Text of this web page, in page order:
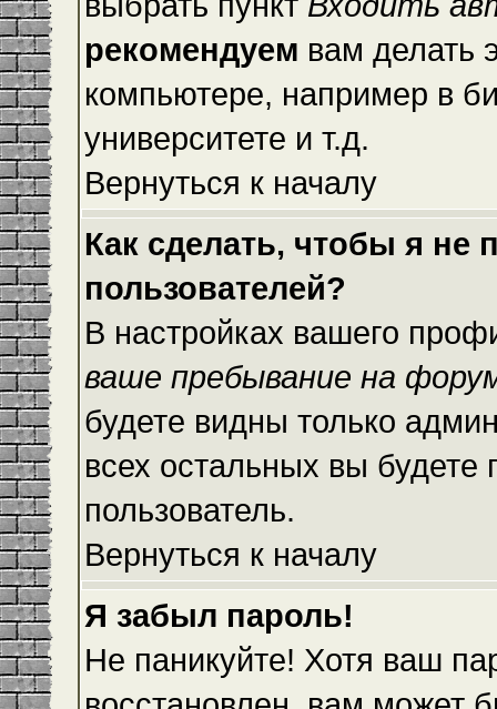
рекомендуем вам делать
компьютере, например в
университете и т.д.
Вернуться к началу
Как сделать, чтобы я не
пользователей?
В настройках вашего
ваше пребывание на
будете видны только
всех остальных вы будете
пользователь.
Вернуться к началу
Я забыл пароль!
Не паникуйте! Хотя ваш